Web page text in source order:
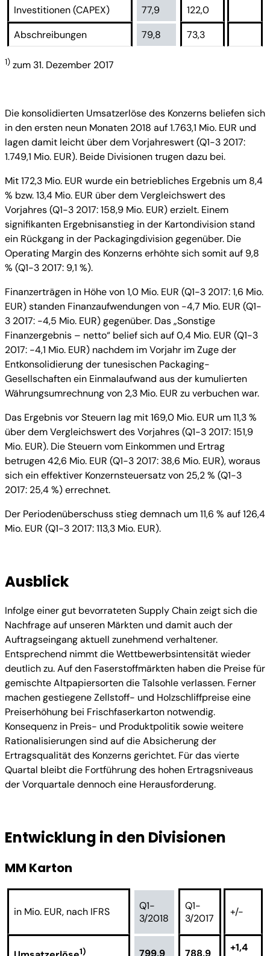
Investitionen (CAPEX) 77,9
122,0
Abschreibungen
79,8 73,3
1) zum 31. Dezember 2017
Die konsolidierten Umsatzerlöse des Konzerns beliefen sich
in den ersten neun Monaten 2018 auf 1.763,1 Mio. EUR und
lagen damit leicht über dem Vorjahreswert (Q1-3 2017:
1.749,1 Mio. EUR). Beide Divisionen trugen dazu bei.
Mit 172,3 Mio. EUR wurde ein betriebliches Ergebnis um 8,4
% bzw. 13,4 Mio. EUR über dem Vergleichswert des
Vorjahres (Q1-3 2017: 158,9 Mio. EUR) erzielt. Einem
signifikanten Ergebnisanstieg in der Kartondivision stand
ein Rückgang in der Packagingdivision gegenüber. Die
Operating Margin des Konzerns erhöhte sich somit auf 9,8
% (Q1-3 2017: 9,1 %).
Finanzerträgen in Höhe von 1,0 Mio. EUR (Q1-3 2017: 1,6 Mio.
EUR) standen Finanzaufwendungen von -4,7 Mio. EUR (Q1-
3 2017: -4,5 Mio. EUR) gegenüber. Das „Sonstige
Finanzergebnis – netto“ belief sich auf 0,4 Mio. EUR (Q1-3
2017: -4,1 Mio. EUR) nachdem im Vorjahr im Zuge der
Entkonsolidierung der tunesischen Packaging-
Gesellschaften ein Einmalaufwand aus der kumulierten
Währungsumrechnung von 2,3 Mio. EUR zu verbuchen war.
Das Ergebnis vor Steuern lag mit 169,0 Mio. EUR um 11,3 %
über dem Vergleichswert des Vorjahres (Q1-3 2017: 151,9
Mio. EUR). Die Steuern vom Einkommen und Ertrag
betrugen 42,6 Mio. EUR (Q1-3 2017: 38,6 Mio. EUR), woraus
sich ein effektiver Konzernsteuersatz von 25,2 % (Q1-3
2017: 25,4 %) errechnet.
Der Periodenüberschuss stieg demnach um 11,6 % auf 126,4
Mio. EUR (Q1-3 2017: 113,3 Mio. EUR).
Ausblick
Infolge einer gut bevorrateten Supply Chain zeigt sich die
Nachfrage auf unseren Märkten und damit auch der
Auftragseingang aktuell zunehmend verhaltener.
Entsprechend nimmt die Wettbewerbsintensität wieder
deutlich zu. Auf den Faserstoffmärkten haben die Preise für
gemischte Altpapiersorten die Talsohle verlassen. Ferner
machen gestiegene Zellstoff- und Holzschliffpreise eine
Preiserhöhung bei Frischfaserkarton notwendig.
Konsequenz in Preis- und Produktpolitik sowie weitere
Rationalisierungen sind auf die Absicherung der
Ertragsqualität des Konzerns gerichtet. Für das vierte
Quartal bleibt die Fortführung des hohen Ertragsniveaus
der Vorquartale dennoch eine Herausforderung.
Entwicklung in den Divisionen
MM Karton
in Mio. EUR, nach IFRS
Q1-
3/2018
Q1-
3/2017
+/-
1) 799,9 788,9
+1,4